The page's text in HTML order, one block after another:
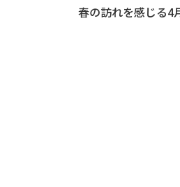
春の訪れを感じる4